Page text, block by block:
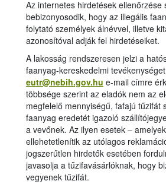
Az internetes hirdetések ellenőrzése
bebizonyosodik, hogy az illegális
folytató személyek álnévvel, illetve
azonosítóval adják fel hirdetéseiket.
A lakosság rendszeresen jelzi a
faanyag-kereskedelmi
eutr@nebih.gov.hu e-mail címre
többsége szerint az eladók nem az
megfelelő mennyiségű, fafajú tűzifát
faanyag eredetét igazoló
a vevőnek. Az ilyen esetek –
ellehetetlenítik az utólagos
jogszerűtlen hirdetők esetében
javasolja a tűzifavásárlóknak, hogy
vegyenek tűzifát.